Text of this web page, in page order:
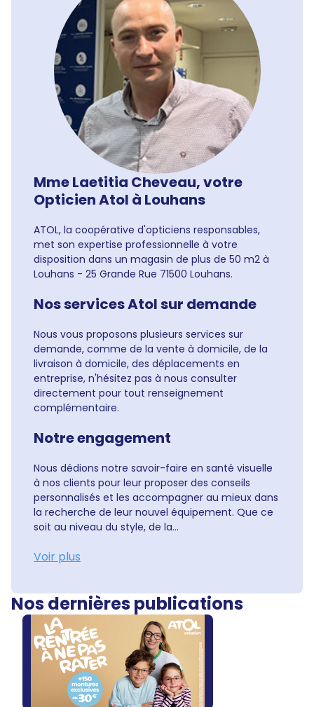
Mme Laetitia Cheveau, votre
Opticien Atol à Louhans
ATOL, la coopérative d'opticiens responsables,
met son expertise professionnelle à votre
disposition dans un magasin de plus de 50 m2 à
Louhans - 25 Grande Rue 71500 Louhans.
Nos services Atol sur demande
Nous vous proposons plusieurs services sur
demande, comme de la vente à domicile, de la
livraison à domicile, des déplacements en
entreprise, n'hésitez pas à nous consulter
directement pour tout renseignement
complémentaire.
Notre engagement
Nous dédions notre savoir-faire en santé visuelle
à nos clients pour leur proposer des conseils
personnalisés et les accompagner au mieux dans
la recherche de leur nouvel équipement. Que ce
soit au niveau du style, de la...
Voir plus
Nos dernières publications